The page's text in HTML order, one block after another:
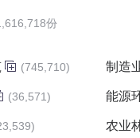
份
(745,710) 制造
(36,571) 能源
农业